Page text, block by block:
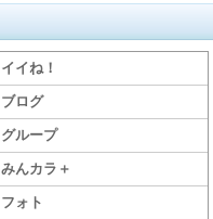
イイね！
ブログ
グループ
みんカラ＋
フォト